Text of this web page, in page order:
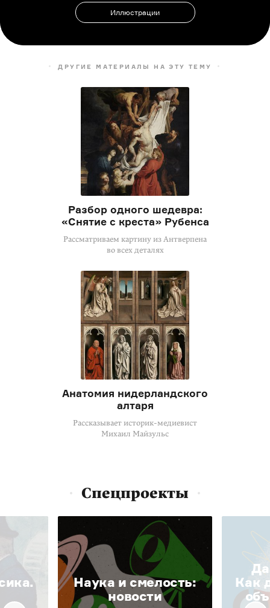
Иллюстрации
ДРУГИЕ МАТЕРИАЛЫ НА ЭТУ ТЕМУ
Разбор одного шедевра:
«Снятие с креста» Рубенса
Рассматриваем картину из Антверпена
во всех деталях
Анатомия нидерландского
алтаря
Рассказывает историк-медиевист
Михаил Майзульс
Спецпроекты
Наука и смелость:
новости
Да
Как